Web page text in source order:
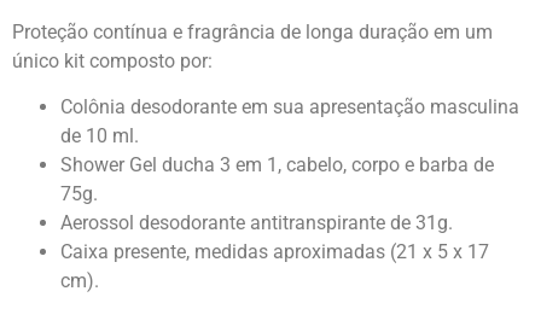
Proteção contínua e fragrância de longa duração em um
único kit composto por:
Colônia desodorante em sua apresentação masculina
de 10 ml.
Shower Gel ducha 3 em 1, cabelo, corpo e barba de
75g.
Aerossol desodorante antitranspirante de 31g.
Caixa presente, medidas aproximadas (21 x 5 x 17
cm).